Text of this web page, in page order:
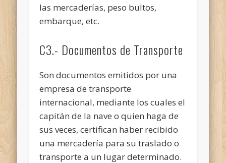
las mercaderías, peso bultos,
embarque, etc.
C3.- Documentos de Transporte
Son documentos emitidos por una
empresa de transporte
internacional, mediante los cuales el
capitán de la nave o quien haga de
sus veces, certifican haber recibido
una mercadería para su traslado o
transporte a un lugar determinado.